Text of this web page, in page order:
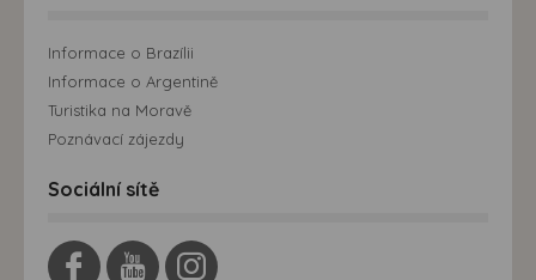
Informace o Brazílii
Informace o Argentině
Turistika na Moravě
Poznávací zájezdy
Sociální sítě